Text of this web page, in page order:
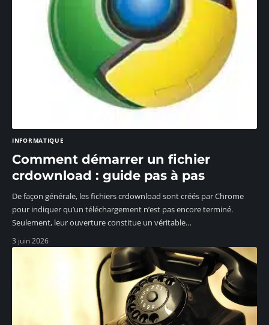
INFORMATIQUE
Comment démarrer un fichier
crdownload : guide pas à pas
De façon générale, les fichiers crdownload sont créés par Chrome
pour indiquer qu’un téléchargement n’est pas encore terminé.
Seulement, leur ouverture constitue un véritable…
3 juin 2026